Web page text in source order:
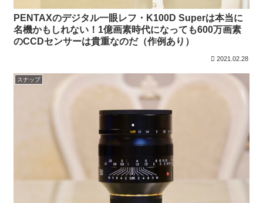
PENTAXのデジタル一眼レフ・K100D Superは本当に
名機かもしれない！1億画素時代になっても600万画素
のCCDセンサーは貴重なのだ（作例あり）
2021.02.28
スナップ